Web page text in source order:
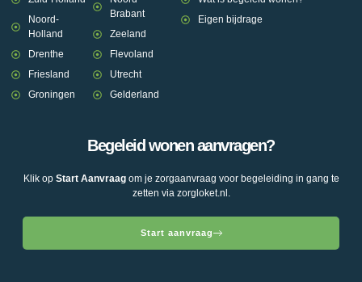
Noord-
Holland
Drenthe
Friesland
Groningen
Brabant
Zeeland
Flevoland
Utrecht
Gelderland
Eigen bijdrage
Begeleid wonen aanvragen?
Klik op Start Aanvraagom je zorgaanvraag voor begeleiding in gang te
zetten via zorgloket.nl.
Start aanvraag